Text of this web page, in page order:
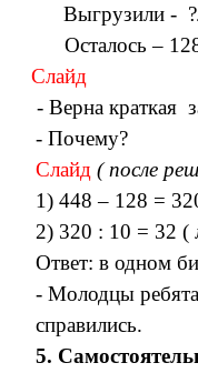
Выгрузили -
Осталось –
Слайд
- Верна краткая
- Почему?
Слайд ( после
1) 448 – 128 =
2) 320 : 10 = 32 (
Ответ: в одном
- Молодцы
справились.
5.